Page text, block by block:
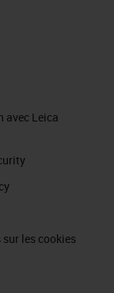
avec Leica
sur les cookies